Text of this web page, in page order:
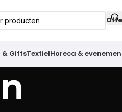
& GiftsTextielHoreca &